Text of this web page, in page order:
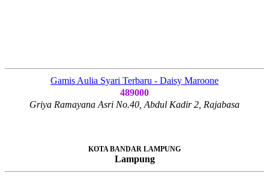
Gamis Aulia Syari Terbaru - Daisy Maroone
489000
Griya Ramayana Asri No.40, Abdul Kadir 2, Rajabasa
KOTA BANDAR LAMPUNG
Lampung